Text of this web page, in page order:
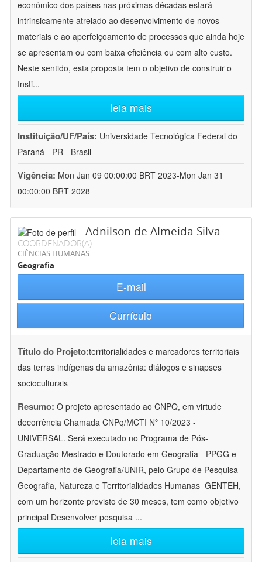
econômico dos países nas próximas décadas estará
intrinsicamente atrelado ao desenvolvimento de novos
materiais e ao aperfeiçoamento de processos que ainda hoje
se apresentam ou com baixa eficiência ou com alto custo.
Neste sentido, esta proposta tem o objetivo de construir o
Insti...
leia mais
Instituição/UF/País: Universidade Tecnológica Federal do
Paraná - PR - Brasil
Vigência: Mon Jan 09 00:00:00 BRT 2023-Mon Jan 31
00:00:00 BRT 2028
Adnilson de Almeida Silva
COORDENADOR(A)
CIÊNCIAS HUMANAS
Geografia
E-mail
Currículo
Título do Projeto:territorialidades e marcadores territoriais
das terras indígenas da amazônia: diálogos e sinapses
socioculturais
Resumo: O projeto apresentado ao CNPQ, em virtude
decorrência Chamada CNPq/MCTI Nº 10/2023 -
UNIVERSAL. Será executado no Programa de Pós-
Graduação Mestrado e Doutorado em Geografia - PPGG e
Departamento de Geografia/UNIR, pelo Grupo de Pesquisa
Geografia, Natureza e Territorialidades Humanas  GENTEH,
com um horizonte previsto de 30 meses, tem como objetivo
principal Desenvolver pesquisa ...
leia mais